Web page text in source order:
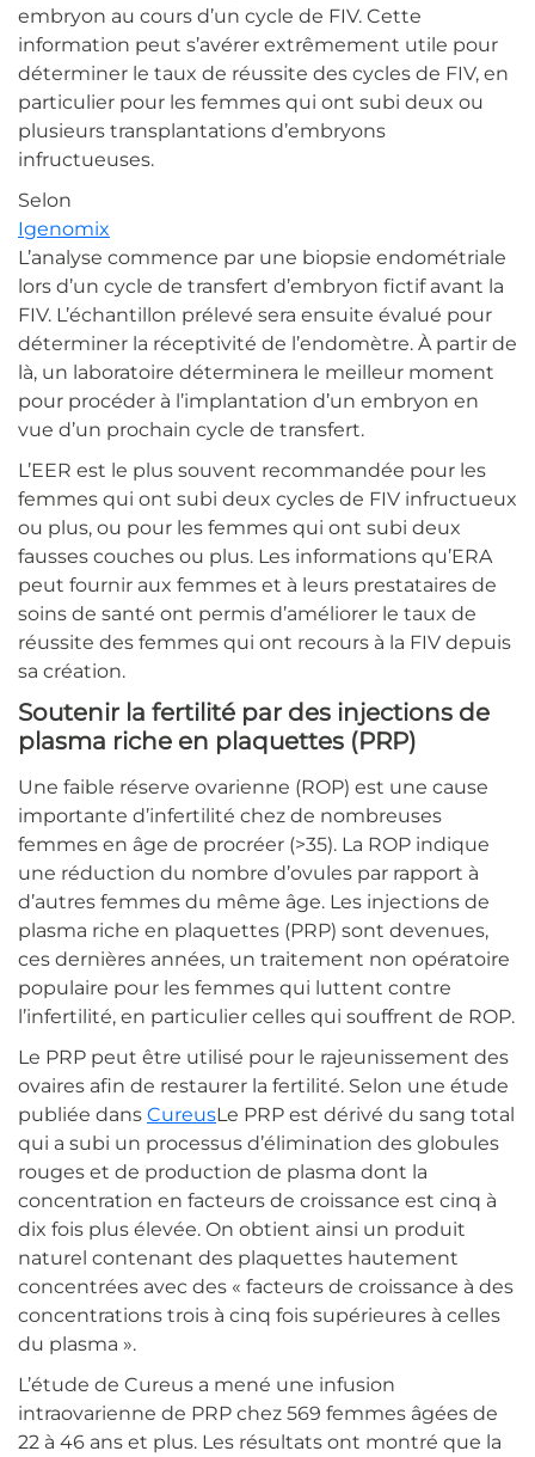
embryon au cours d’un cycle de FIV. Cette
information peut s’avérer extrêmement utile pour
déterminer le taux de réussite des cycles de FIV, en
particulier pour les femmes qui ont subi deux ou
plusieurs transplantations d’embryons
infructueuses.
Selon
Igenomix
L’analyse commence par une biopsie endométriale
lors d’un cycle de transfert d’embryon fictif avant la
FIV. L’échantillon prélevé sera ensuite évalué pour
déterminer la réceptivité de l’endomètre. À partir de
là, un laboratoire déterminera le meilleur moment
pour procéder à l’implantation d’un embryon en
vue d’un prochain cycle de transfert.
L’EER est le plus souvent recommandée pour les
femmes qui ont subi deux cycles de FIV infructueux
ou plus, ou pour les femmes qui ont subi deux
fausses couches ou plus. Les informations qu’ERA
peut fournir aux femmes et à leurs prestataires de
soins de santé ont permis d’améliorer le taux de
réussite des femmes qui ont recours à la FIV depuis
sa création.
Soutenir la fertilité par des injections de
plasma riche en plaquettes (PRP)
Une faible réserve ovarienne (ROP) est une cause
importante d’infertilité chez de nombreuses
femmes en âge de procréer (>35). La ROP indique
une réduction du nombre d’ovules par rapport à
d’autres femmes du même âge. Les injections de
plasma riche en plaquettes (PRP) sont devenues,
ces dernières années, un traitement non opératoire
populaire pour les femmes qui luttent contre
l’infertilité, en particulier celles qui souffrent de ROP.
Le PRP peut être utilisé pour le rajeunissement des
ovaires afin de restaurer la fertilité. Selon une étude
publiée dans CureusLe PRP est dérivé du sang total
qui a subi un processus d’élimination des globules
rouges et de production de plasma dont la
concentration en facteurs de croissance est cinq à
dix fois plus élevée. On obtient ainsi un produit
naturel contenant des plaquettes hautement
concentrées avec des « facteurs de croissance à des
concentrations trois à cinq fois supérieures à celles
du plasma ».
L’étude de Cureus a mené une infusion
intraovarienne de PRP chez 569 femmes âgées de
22 à 46 ans et plus. Les résultats ont montré que la